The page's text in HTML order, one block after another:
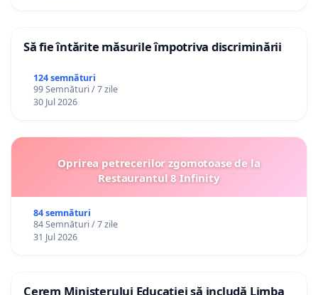
Să fie întărite măsurile împotriva discriminării
124 semnături
99 Semnături / 7 zile
30 Jul 2026
Oprirea petrecerilor zgomotoase de la
Restaurantul 8 Infinity
84 semnături
84 Semnături / 7 zile
31 Jul 2026
Cerem Ministerului Educației să includă Limba